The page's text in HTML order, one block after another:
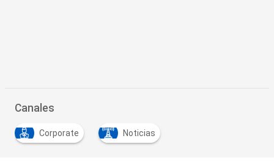
Canales
Corporate Noticias